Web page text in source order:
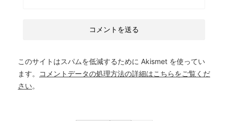
このサイトはスパムを低減するために Akismet を使ってい
ます。
コメントデータの処理方法の詳細はこちらをご覧くだ
さい。